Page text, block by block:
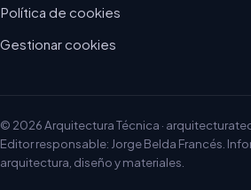
Política de cookies
Gestionar cookies
© 2026 Arquitectura Técnica ·
Editor responsable: Jorge Belda Francés.
arquitectura, diseño y materiales.